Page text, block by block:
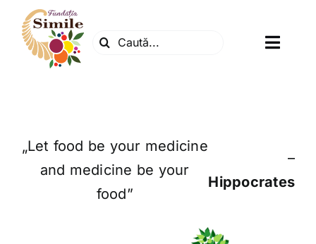
content
Search
Articole
„Let food be your medicine
and medicine be your
food”
–
Hippocrates